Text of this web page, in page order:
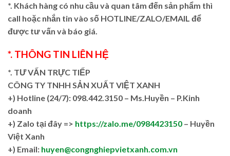
*. Khách hàng có nhu cầu và quan tâm đến sản phẩm thì
call hoặc nhắn tin vào số HOTLINE/ZALO/EMAIL để
được tư vấn và báo giá.
*. THÔNG TIN LIÊN HỆ
*. TƯ VẤN TRỰC TIẾP
CÔNG TY TNHH SẢN XUẤT VIỆT XANH
+) Hotline (24/7): 098.442.3150 – Ms.Huyền – P.Kinh
doanh
+) Zalo tại đây => https://zalo.me/0984423150 – Huyền
Việt Xanh
+) Email: huyen@congnghiepvietxanh.com.vn